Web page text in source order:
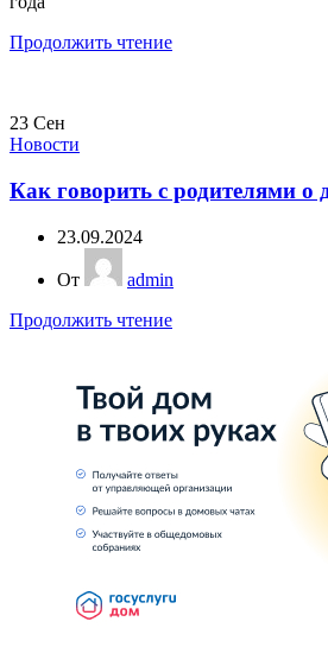
Продолжить чтение
23 Сен
Новости
Как говорить с родителями о
23.09.2024
От
admin
Продолжить чтение